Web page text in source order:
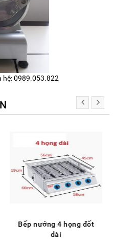
hệ: 0989.053.822
Bếp nướng 4 họng đốt
dài